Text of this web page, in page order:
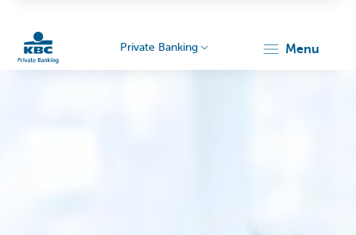
Private Banking menu